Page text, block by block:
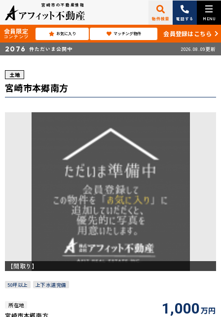
宮崎市の不動産情報
物件検索 電話する MENU
会員限定
コンテンツ お気に入り マッチング物件 会員登録はこちら
2076 件ただいま公開中 2026.08.09更新
土地
宮崎市本郷南方
【間取り】
50坪以上 上下水道完備
所在地
宮崎市本郷南方 1,000万円